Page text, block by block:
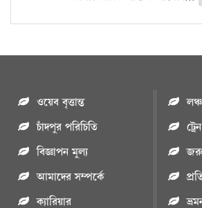
ওয়েব বৃত্তান্ত
চাঁদপুর পরিচিতি
বিজ্ঞাপন মুল্য
আমাদের সম্পর্কে
ক্যারিয়ার